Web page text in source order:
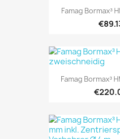
Famag Bormax³
Famag Bormax³